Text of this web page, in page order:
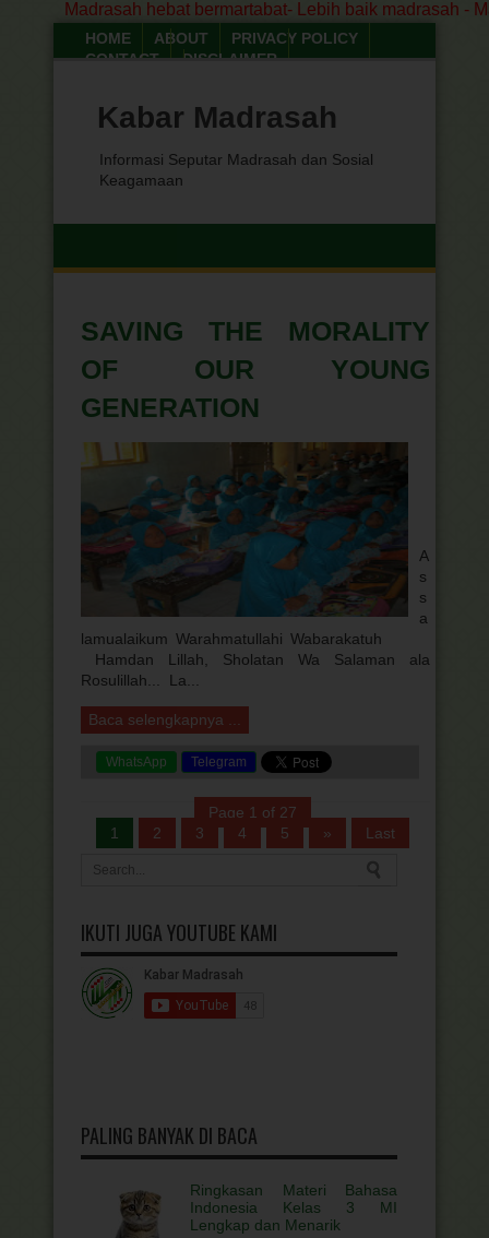
Madrasah hebat bermartabat- Lebih baik madrasah -
HOME ABOUT
PRIVACY POLICY
CONTACT
DISCLAIMER
Jum'at, 07 Agustus 2026
Kabar Madrasah
Informasi Seputar Madrasah dan Sosial
Keagamaan
SAVING THE MORALITY
OF OUR YOUNG
GENERATION
A
s
s
a
lamualaikum Warahmatullahi Wabarakatuh
Hamdan Lillah, Sholatan Wa Salaman ala
Rosulillah... La...
Baca selengkapnya ...
WhatsApp Telegram
Page 1 of 27
1
2 3 4 5 » Last
IKUTI JUGA YOUTUBE KAMI
PALING BANYAK DI BACA
Ringkasan Materi Bahasa
Indonesia Kelas 3 MI
Lengkap dan Menarik